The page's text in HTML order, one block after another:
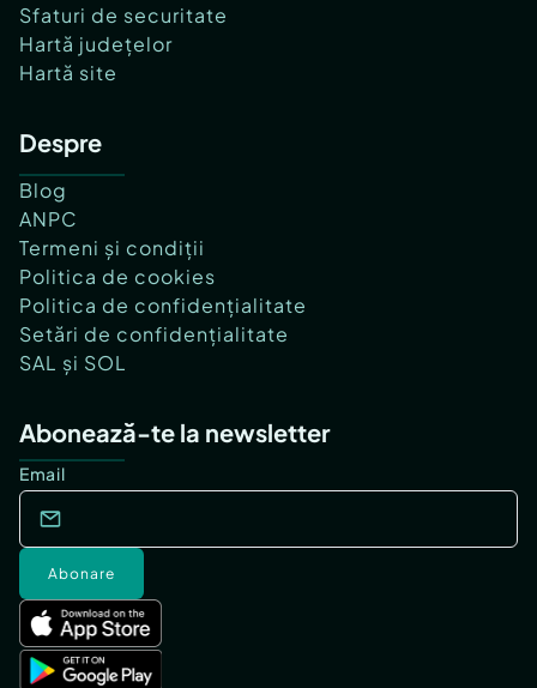
Sfaturi de securitate
Hartă județelor
Hartă site
Despre
Blog
ANPC
Termeni și condiții
Politica de cookies
Politica de confidențialitate
Setări de confidențialitate
SAL și SOL
Abonează-te la newsletter
Email
Abonare